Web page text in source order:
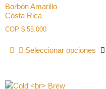
Borbón Amarillo
Costa Rica
COP $ 55.000
Seleccionar opciones